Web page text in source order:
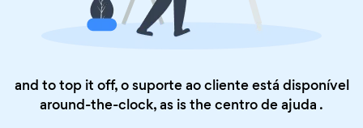
and to top it off, o suporte ao cliente está disponível
around-the-clock, as is thecentro de ajuda .